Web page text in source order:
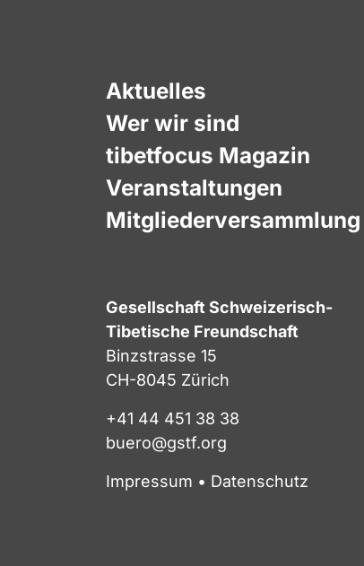
Aktuelles
Wer wir sind
tibetfocus Magazin
Veranstaltungen
Mitgliederversammlung
Gesellschaft Schweizerisch-
Tibetische Freundschaft
Binzstrasse 15
CH-8045 Zürich
+41 44 451 38 38
buero@gstf.org
Impressum • Datenschutz